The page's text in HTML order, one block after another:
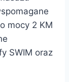
mocy 2 KM
SWIM oraz